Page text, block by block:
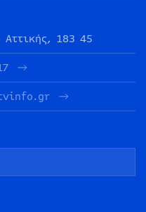
183 45